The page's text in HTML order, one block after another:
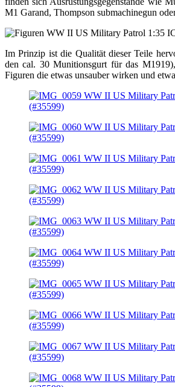
M1 Garand, Thompson submachinegun
Im Prinzip ist die Qualität dieser Teile
den cal. 30 Munitionsgurt für das
Figuren die etwas unsauber wirken und